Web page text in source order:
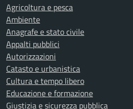
Agricoltura e pesca
Ambiente
Anagrafe e stato civile
Appalti pubblici
Autorizzazioni
Catasto e urbanistica
Cultura e tempo libero
Educazione e formazione
Giustizia e sicurezza pubblica